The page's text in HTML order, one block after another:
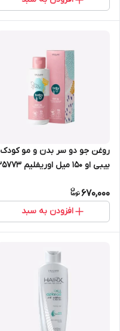
روغن جو دو سر بدن و مو کودک
بیبی او 150 میل اوریفلیم 35773
670,000
افزودن به سبد